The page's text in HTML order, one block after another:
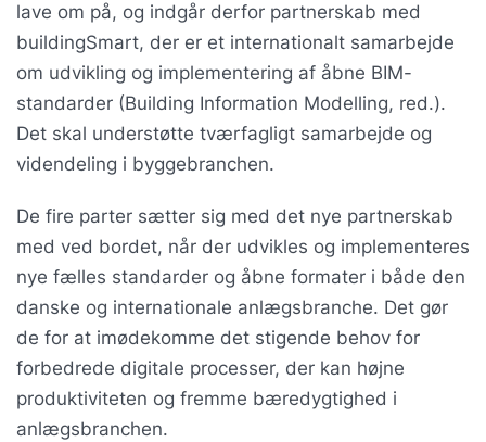
lave om på, og indgår derfor partnerskab med
buildingSmart, der er et internationalt samarbejde
om udvikling og implementering af åbne BIM-
standarder (Building Information Modelling, red.).
Det skal understøtte tværfagligt samarbejde og
videndeling i byggebranchen.
De fire parter sætter sig med det nye partnerskab
med ved bordet, når der udvikles og implementeres
nye fælles standarder og åbne formater i både den
danske og internationale anlægsbranche. Det gør
de for at imødekomme det stigende behov for
forbedrede digitale processer, der kan højne
produktiviteten og fremme bæredygtighed i
anlægsbranchen.